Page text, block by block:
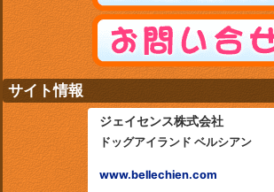
サイト情報
ジェイセンス株式会社
ドッグアイランド ベルシアン
www.bellechien.com